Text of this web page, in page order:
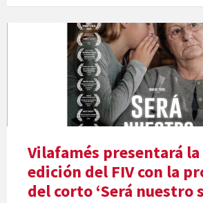
Vilafamés presentará la
edición del FIV con la
del corto ‘Será nuestro